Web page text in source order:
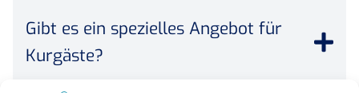
Gibt es ein spezielles Angebot für
Kurgäste?